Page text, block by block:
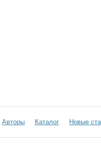
Авторы Каталог Новые